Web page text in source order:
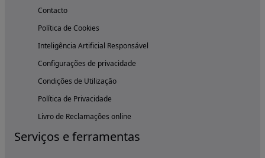
Contacto
Política de Cookies
Inteligência Artificial Responsável
Configurações de privacidade
Condições de Utilização
Política de Privacidade
Livro de Reclamações online
Serviços e ferramentas